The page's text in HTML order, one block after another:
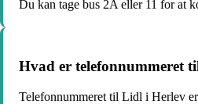
Du kan tage bus 2A eller 11 for at
Hvad er telefonnummeret
Telefonnummeret til Lidl i Herlev